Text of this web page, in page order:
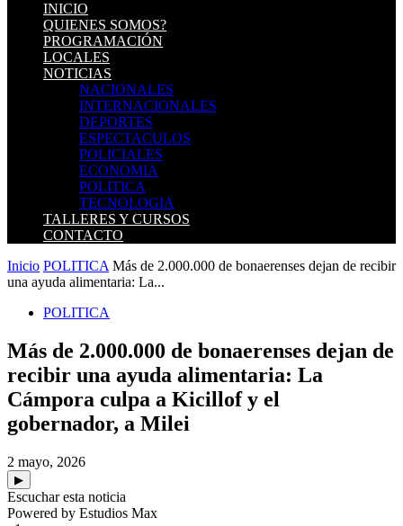
INICIO
QUIENES SOMOS?
PROGRAMACIÓN
LOCALES
NOTICIAS
NACIONALES
INTERNACIONALES
DEPORTES
ESPECTACULOS
POLICIALES
ECONOMIA
POLITICA
TECNOLOGIA
TALLERES Y CURSOS
CONTACTO
Inicio POLITICA Más de 2.000.000 de bonaerenses dejan de recibir
una ayuda alimentaria: La...
POLITICA
Más de 2.000.000 de bonaerenses dejan de
recibir una ayuda alimentaria: La
Cámpora culpa a Kicillof y el
gobernador, a Milei
2 mayo, 2026
▶
Escuchar esta noticia
Powered by Estudios Max